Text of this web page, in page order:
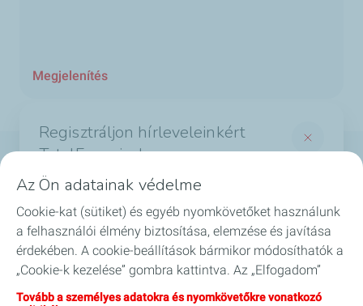
Regisztráljon hírleveleinkért
TotalEnergies!
És értesüljön a legérdekesebb hírekről a
TotalEnergies világából
*Required fields
Megjelenítés
Termékek
Szolgáltatások
Biztonság
GYIK
Az Ön adatainak védelme
Cookie-kat (sütiket) és egyéb nyomkövetőket használunk
a felhasználói élmény biztosítása, elemzése és javítása
érdekében. A cookie-beállítások bármikor módosíthatók a
„Cookie-k kezelése” gombra kattintva. Az „Elfogadom”
gombra kattintva hozzájárul valamennyi cookie
Tovább a személyes adatokra és nyomkövetőkre vonatkozó